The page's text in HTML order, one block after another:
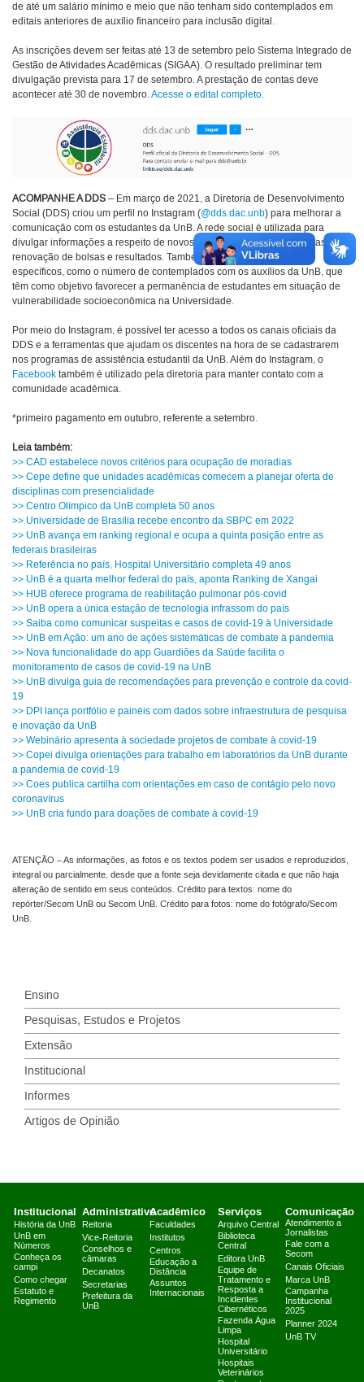
de até um salário mínimo e meio que não tenham sido contemplados em
editais anteriores de auxílio financeiro para inclusão digital.
As inscrições devem ser feitas até 13 de setembro pelo Sistema Integrado de
Gestão de Atividades Acadêmicas (SIGAA). O resultado preliminar tem
divulgação prevista para 17 de setembro. A prestação de contas deve
acontecer até 30 de novembro.Acesse o edital completo.
ACOMPANHE A DDS – Em março de 2021, a Diretoria de Desenvolvimento
Social (DDS) criou um perfil no Instagram (@dds.dac.unb) para melhorar a
comunicação com os estudantes da UnB. A rede social é utilizada para
divulgar informações a respeito de novos editais, prorrogação de datas,
renovação de bolsas e resultados. Também são divulgados dados
específicos, como o número de contemplados com os auxílios da UnB, que
têm como objetivo favorecer a permanência de estudantes em situação de
vulnerabilidade socioeconômica na Universidade.
Por meio do Instagram, é possível ter acesso a todos os canais oficiais da
DDS e a ferramentas que ajudam os discentes na hora de se cadastrarem
nos programas de assistência estudantil da UnB. Além do Instagram, o
Facebook também é utilizado pela diretoria para manter contato com a
comunidade acadêmica.
*primeiro pagamento em outubro, referente a setembro.
Leia também:
>> CAD estabelece novos critérios para ocupação de moradias
>> Cepe define que unidades acadêmicas comecem a planejar oferta de
disciplinas com presencialidade
>> Centro Olímpico da UnB completa 50 anos
>> Universidade de Brasília recebe encontro da SBPC em 2022
>> UnB avança em ranking regional e ocupa a quinta posição entre as
federais brasileiras
>> Referência no país, Hospital Universitário completa 49 anos
>> UnB é a quarta melhor federal do país, aponta Ranking de Xangai
>> HUB oferece programa de reabilitação pulmonar pós-covid
>> UnB opera a única estação de tecnologia infrassom do país
>> Saiba como comunicar suspeitas e casos de covid-19 à Universidade
>> UnB em Ação: um ano de ações sistemáticas de combate à pandemia
>> Nova funcionalidade do app Guardiões da Saúde facilita o
monitoramento de casos de covid-19 na UnB
>> UnB divulga guia de recomendações para prevenção e controle da covid-
19
>> DPI lança portfólio e painéis com dados sobre infraestrutura de pesquisa
e inovação da UnB
>> Webinário apresenta à sociedade projetos de combate à covid-19
>> Copei divulga orientações para trabalho em laboratórios da UnB durante
a pandemia de covid-19
>> Coes publica cartilha com orientações em caso de contágio pelo novo
coronavírus
>> UnB cria fundo para doações de combate à covid-19
ATENÇÃO – As informações, as fotos e os textos podem ser usados e reproduzidos,
integral ou parcialmente, desde que a fonte seja devidamente citada e que não haja
alteração de sentido em seus conteúdos. Crédito para textos: nome do
repórter/Secom UnB ou Secom UnB. Crédito para fotos: nome do fotógrafo/Secom
UnB.
Ensino
Pesquisas, Estudos e Projetos
Extensão
Institucional
Informes
Artigos de Opinião
Institucional
História da UnB
UnB em
Números
Conheça os
campi
Como chegar
Estatuto e
Regimento
Administrativo
Reitoria
Vice-Reitoria
Conselhos e
câmaras
Decanatos
Secretarias
Prefeitura da
UnB
Acadêmico
Faculdades
Institutos
Centros
Educação a
Distância
Assuntos
Internacionais
Serviços
Arquivo Central
Biblioteca
Central
Editora UnB
Equipe de
Tratamento e
Resposta a
Incidentes
Cibernéticos
Fazenda Água
Limpa
Hospital
Universitário
Hospitais
Veterinários
Comunicação
Atendimento a
Jornalistas
Fale com a
Secom
Canais Oficiais
Marca UnB
Campanha
Institucional
2025
Planner 2024
UnB TV